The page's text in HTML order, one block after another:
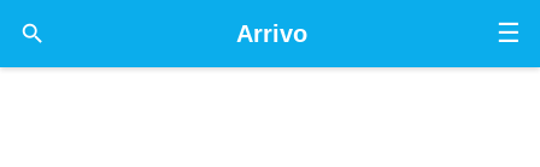
☰
Arrivo
